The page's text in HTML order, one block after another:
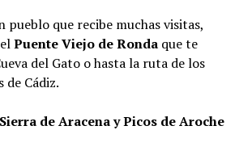
pueblo que recibe muchas visitas,
Puente Viejo de Rondaque te
del Gato o hasta la ruta de los
de Cádiz.
de Aracena y Picos de Aroche